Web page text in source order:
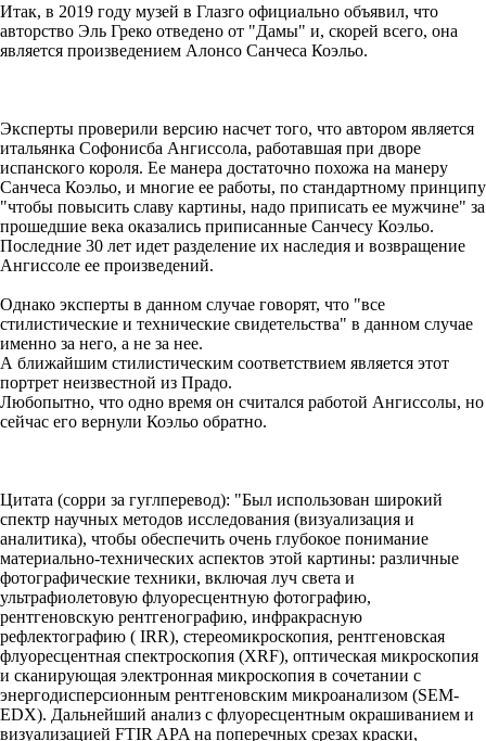
Итак, в 2019 году музей в Глазго официально объявил, что
авторство Эль Греко отведено от "Дамы" и, скорей всего, она
является произведением Алонсо Санчеса Коэльо.
Эксперты проверили версию насчет того, что автором является
итальянка Софонисба Ангиссола, работавшая при дворе
испанского короля. Ее манера достаточно похожа на манеру
Санчеса Коэльо, и многие ее работы, по стандартному принципу
"чтобы повысить славу картины, надо приписать ее мужчине" за
прошедшие века оказались приписанные Санчесу Коэльо.
Последние 30 лет идет разделение их наследия и возвращение
Ангиссоле ее произведений.
Однако эксперты в данном случае говорят, что "все
стилистические и технические свидетельства" в данном случае
именно за него, а не за нее.
А ближайшим стилистическим соответствием является этот
портрет неизвестной из Прадо.
Любопытно, что одно время он считался работой Ангиссолы, но
сейчас его вернули Коэльо обратно.
Цитата (сорри за гуглперевод): "Был использован широкий
спектр научных методов исследования (визуализация и
аналитика), чтобы обеспечить очень глубокое понимание
материально-технических аспектов этой картины: различные
фотографические техники, включая луч света и
ультрафиолетовую флуоресцентную фотографию,
рентгеновскую рентгенографию, инфракрасную
рефлектографию ( IRR), стереомикроскопия, рентгеновская
флуоресцентная спектроскопия (XRF), оптическая микроскопия
и сканирующая электронная микроскопия в сочетании с
энергодисперсионным рентгеновским микроанализом (SEM-
EDX). Дальнейший анализ с флуоресцентным окрашиванием и
визуализацией FTIR APA на поперечных срезах краски,